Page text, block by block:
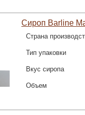
Сироп Barline
Страна
Тип упаковки
Вкус сиропа
Объем